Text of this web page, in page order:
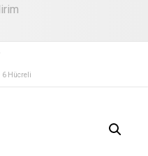
6 Hücreli